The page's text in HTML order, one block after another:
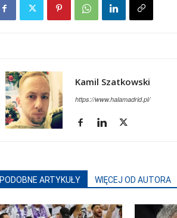
Kamil Szatkowski
https://www.halamadrid.pl/
PODOBNE ARTYKUŁY WIĘCEJ OD AUTORA